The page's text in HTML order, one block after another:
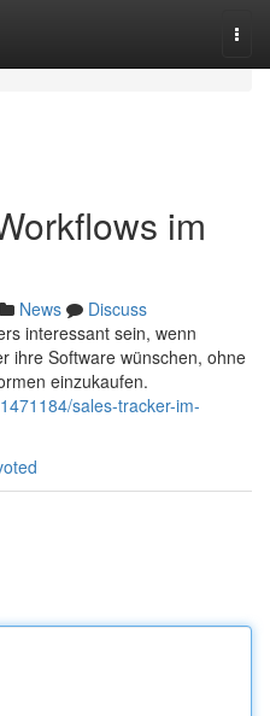
im
News
Discuss
interessant sein, wenn
ihre Software wünschen, ohne
einzukaufen.
sales-tracker-im-